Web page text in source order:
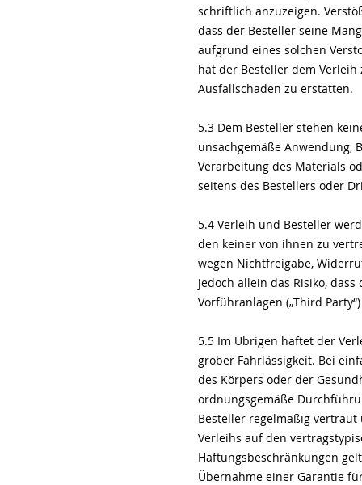
schriftlich anzuzeigen.
dass der Besteller seine
aufgrund eines solchen
hat der Besteller dem
Ausfallschaden zu erstatten.
5.3 Dem Besteller stehen
unsachgemäße Anwendung,
Verarbeitung des Materials
seitens des Bestellers oder
5.4 Verleih und Besteller
den keiner von ihnen zu
wegen Nichtfreigabe,
jedoch allein das Risiko,
Vorführanlagen („Third
5.5 Im Übrigen haftet der
grober Fahrlässigkeit. Bei
des Körpers oder der
ordnungsgemäße
Besteller regelmäßig
Verleihs auf den
Haftungsbeschränkungen
Übernahme einer Garantie